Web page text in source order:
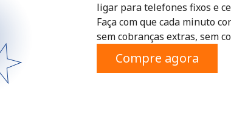
ligar para telefones fixos e
Faça com que cada minuto
sem cobranças extras, sem
Compre agora